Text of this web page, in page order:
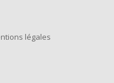
légales